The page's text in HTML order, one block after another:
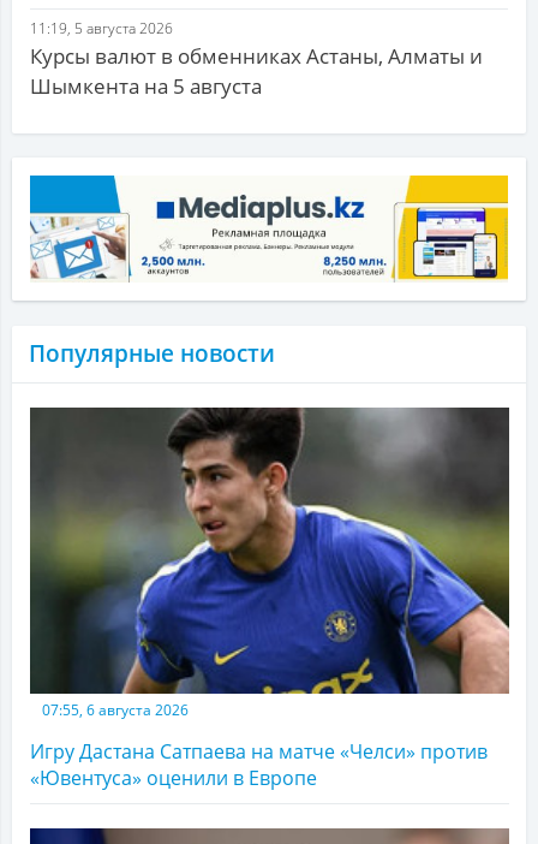
11:19, 5 августа 2026
Курсы валют в обменниках Астаны, Алматы и
Шымкента на 5 августа
Популярные новости
07:55, 6 августа 2026
Игру Дастана Сатпаева на матче «Челси» против
«Ювентуса» оценили в Европе